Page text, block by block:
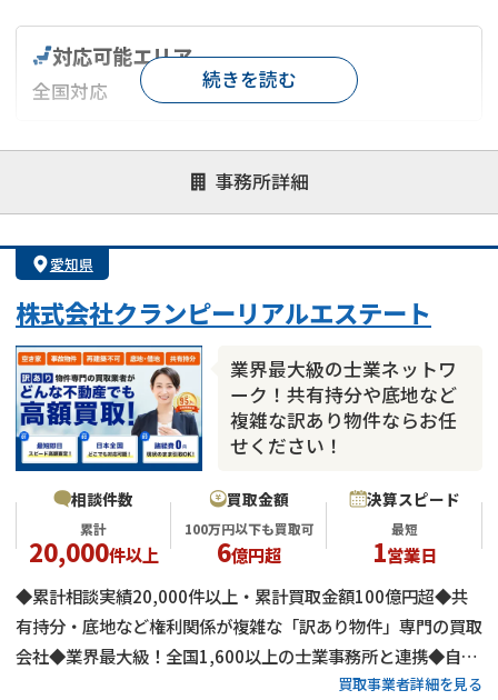
事務所詳細
対応可能エリア
全国対応
対応が親身 オンライン面談可能
レスポンスが早い
1億円以上の買取可
続きを読む
愛知県
株式会社クランピーリアルエステート
業界最大級の士業ネットワ
ーク！共有持分や底地など
複雑な訳あり物件ならお任
せください！
相談件数
累計
20,000件以上
買取金額
100万円以下も買取可
6億円超
決算スピード
最短
1営業日
◆累計相談実績20,000件以上・累計買取金額100億円超◆共
有持分・底地など権利関係が複雑な「訳あり物件」専門の買取
会社◆業界最大級！全国1,600以上の士業事務所と連携◆自己
資金による買取のため、融資審査を待たず最短即日で決済可能
買取事業者詳細を見る